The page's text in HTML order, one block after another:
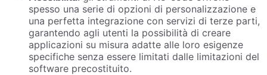
spesso una serie di opzioni di personalizzazione e
una perfetta integrazione con servizi di terze parti,
garantendo agli utenti la possibilità di creare
applicazioni su misura adatte alle loro esigenze
specifiche senza essere limitati dalle limitazioni del
software precostituito.